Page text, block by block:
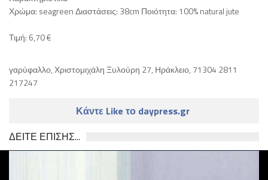
Χρώμα: seagreen Διαστάσεις: 38cm Ποιότητα: 100% natural jute
Τιμή: 6,70 €
γαρύφαλλο, Χριστομιχάλη Ξυλούρη 27, Ηράκλειο, 71304 2811
217247
Κάντε Like το daypress.gr
ΔΕΙΤΕ ΕΠΙΣΗΣ...